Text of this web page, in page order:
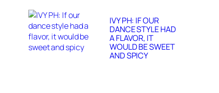
IVY PH: IF OUR
DANCE STYLE HAD
A FLAVOR, IT
WOULD BE SWEET
AND SPICY